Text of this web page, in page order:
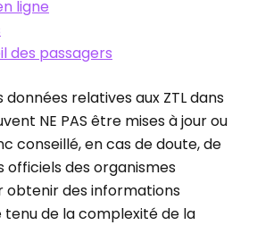
ligne
des passagers
données relatives aux ZTL dans
NE PAS être mises à jour ou
conseillé, en cas de doute, de
officiels des organismes
des informations
de la complexité de la